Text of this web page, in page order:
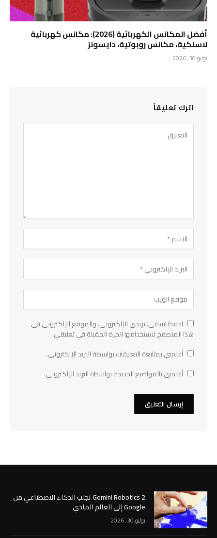
أفضل المكانس الكهربائية (2026): مكانس كهربائية
لاسلكية، مكانس روبوتية، دايسونز
يوليو 30, 2026
اترك تعليقاً
احفظ اسمي، بريدي الإلكتروني، والموقع الإلكتروني في
هذا المتصفح لاستخدامها المرة المقبلة في تعليقي.
أعلمني بمتابعة التعليقات بواسطة البريد الإلكتروني.
أعلمني بالمواضيع الجديدة بواسطة البريد الإلكتروني.
Gemini Robotics 2 تجلب الذكاء الاصطناعي من
Google إلى العالم المادي
يوليو 30, 2026